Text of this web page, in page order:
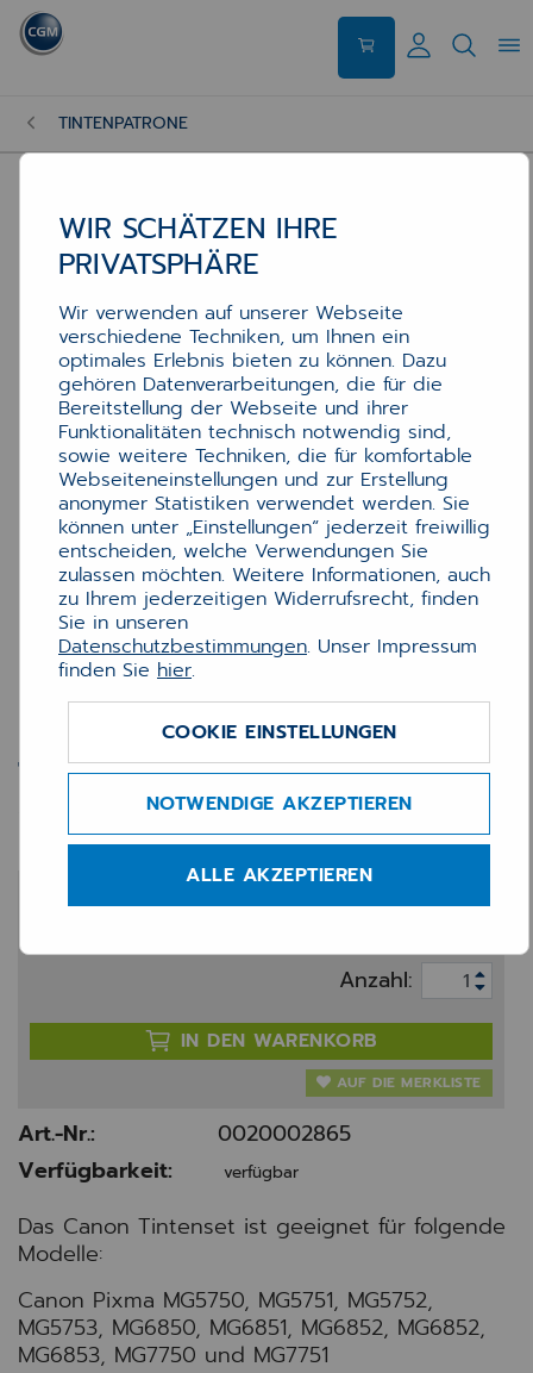
TINTENPATRONE
Tinte Canon CLI571
C/M/Y/BK
50,60 €
Anzahl:
IN DEN WARENKORB
AUF DIE MERKLISTE
Art.-Nr.:
0020002865
Verfügbarkeit:
verfügbar
Das Canon Tintenset ist geeignet für folgende
Modelle:
Canon Pixma MG5750, MG5751, MG5752,
MG5753, MG6850, MG6851, MG6852, MG6852,
MG6853, MG7750 und MG7751
WIR SCHÄTZEN IHRE
PRIVATSPHÄRE
Wir verwenden auf unserer Webseite
verschiedene Techniken, um Ihnen ein
optimales Erlebnis bieten zu können. Dazu
gehören Datenverarbeitungen, die für die
Bereitstellung der Webseite und ihrer
Funktionalitäten technisch notwendig sind,
sowie weitere Techniken, die für komfortable
Webseiteneinstellungen und zur Erstellung
anonymer Statistiken verwendet werden. Sie
können unter „Einstellungen“ jederzeit freiwillig
entscheiden, welche Verwendungen Sie
zulassen möchten. Weitere Informationen, auch
zu Ihrem jederzeitigen Widerrufsrecht, finden
Sie in unseren
Datenschutzbestimmungen. Unser Impressum
finden Sie hier.
COOKIE EINSTELLUNGEN
NOTWENDIGE AKZEPTIEREN
ALLE AKZEPTIEREN